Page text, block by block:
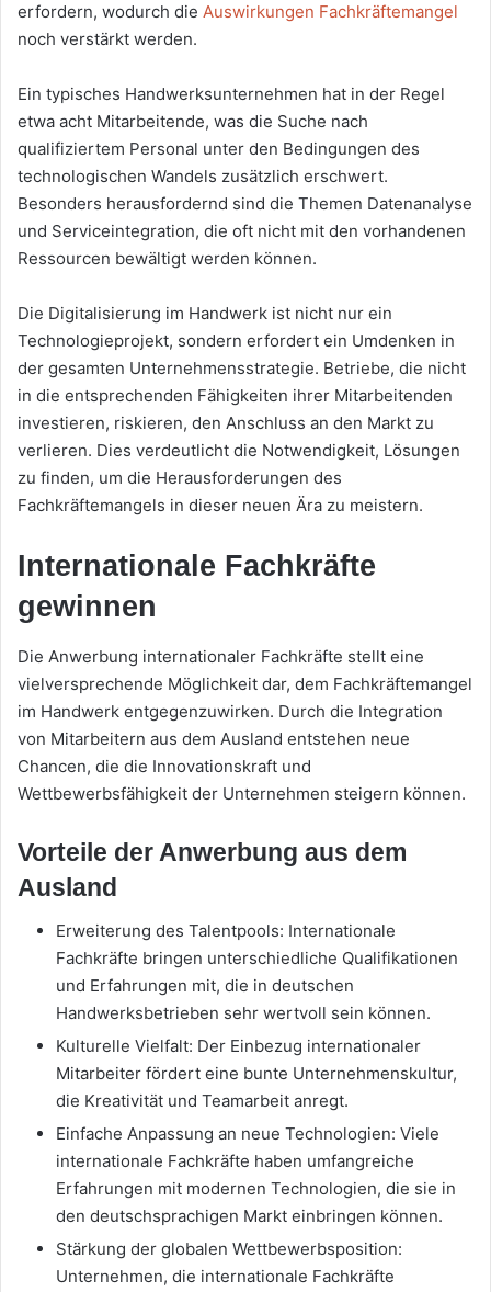
erfordern, wodurch die Auswirkungen Fachkräftemangel
noch verstärkt werden.
Ein typisches Handwerksunternehmen hat in der Regel
etwa acht Mitarbeitende, was die Suche nach
qualifiziertem Personal unter den Bedingungen des
technologischen Wandels zusätzlich erschwert.
Besonders herausfordernd sind die Themen Datenanalyse
und Serviceintegration, die oft nicht mit den vorhandenen
Ressourcen bewältigt werden können.
Die Digitalisierung im Handwerk ist nicht nur ein
Technologieprojekt, sondern erfordert ein Umdenken in
der gesamten Unternehmensstrategie. Betriebe, die nicht
in die entsprechenden Fähigkeiten ihrer Mitarbeitenden
investieren, riskieren, den Anschluss an den Markt zu
verlieren. Dies verdeutlicht die Notwendigkeit, Lösungen
zu finden, um die Herausforderungen des
Fachkräftemangels in dieser neuen Ära zu meistern.
Internationale Fachkräfte
gewinnen
Die Anwerbung internationaler Fachkräfte stellt eine
vielversprechende Möglichkeit dar, dem Fachkräftemangel
im Handwerk entgegenzuwirken. Durch die Integration
von Mitarbeitern aus dem Ausland entstehen neue
Chancen, die die Innovationskraft und
Wettbewerbsfähigkeit der Unternehmen steigern können.
Vorteile der Anwerbung aus dem
Ausland
Erweiterung des Talentpools: Internationale
Fachkräfte bringen unterschiedliche Qualifikationen
und Erfahrungen mit, die in deutschen
Handwerksbetrieben sehr wertvoll sein können.
Kulturelle Vielfalt: Der Einbezug internationaler
Mitarbeiter fördert eine bunte Unternehmenskultur,
die Kreativität und Teamarbeit anregt.
Einfache Anpassung an neue Technologien: Viele
internationale Fachkräfte haben umfangreiche
Erfahrungen mit modernen Technologien, die sie in
den deutschsprachigen Markt einbringen können.
Stärkung der globalen Wettbewerbsposition:
Unternehmen, die internationale Fachkräfte